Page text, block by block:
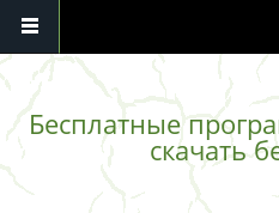
Перейти к основному содержанию
Бесплатные
скачать